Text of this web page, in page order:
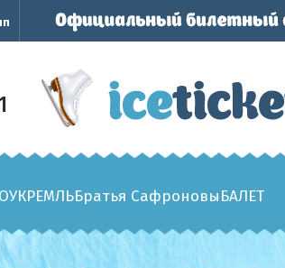
КРЕМЛЬБратья СафроновыБАЛЕТ